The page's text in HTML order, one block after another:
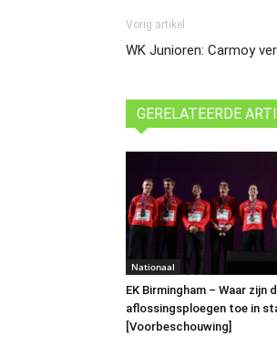
Vorig artikel
WK Junioren: Carmoy
GERELATEERDE
Nationaal
EK Birmingham – Waar zijn
aflossingsploegen toe in
[Voorbeschouwing]